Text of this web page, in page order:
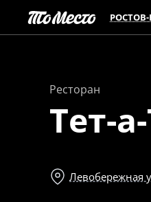
Ресторан
Тет-
Левобережная